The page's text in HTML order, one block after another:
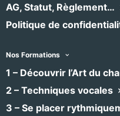
AG, Statut, Règlement…
Politique de
Nos Formations
1 – Découvrir l’Art du
2 – Techniques vocales
3 – Se placer
Retrouvez ici
formations des
Fédération,